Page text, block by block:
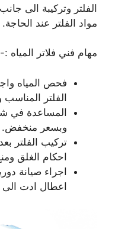
الفلتر وتركيبة الى
مواد الفلتر عند الحاجة.
مهام فني فلاتر المياه :-
فحص المياه
الفلتر
المساعدة في
وبسعر منخفض.
تركيب الفلتر
احكام الغلق
اجراء صيانة
اعطال ادت الى